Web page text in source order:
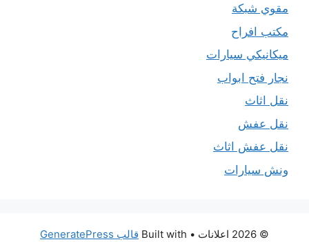
مقوي شبكة
مكتب افراح
ميكانيكي سيارات
نجار فتح ابواب
نقل اثاث
نقل عفش
نقل عفش اثاث
ونش سيارات
© 2026 اعلانات • Built with قالب GeneratePress